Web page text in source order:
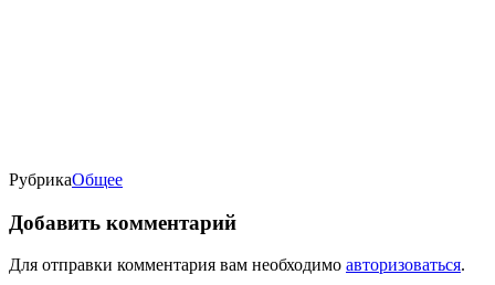
РубрикаOбщее
Добавить комментарий
Для отправки комментария вам необходимо авторизоваться.